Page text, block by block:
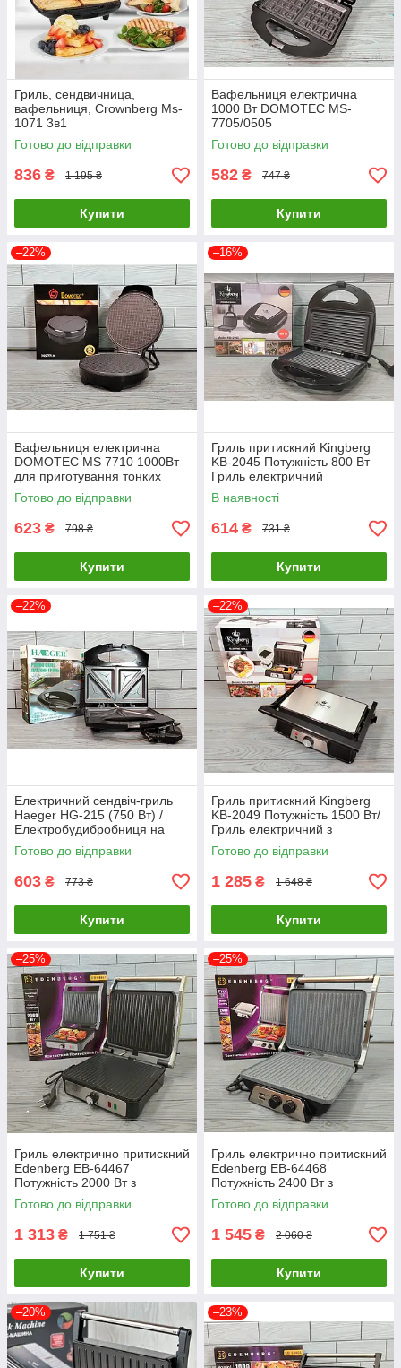
Гриль, сендвичница,
вафельниця, Crownberg Ms-
1071 3в1
Готово до відправки
836 ₴ 1 195 ₴
Купити
Вафельниця електрична
1000 Вт DOMOTEC MS-
7705/0505
Готово до відправки
582 ₴ 747 ₴
Купити
–22%
Вафельниця електрична
DOMOTEC MS 7710 1000Вт
для приготування тонких
вафель
Готово до відправки
623 ₴ 798 ₴
Купити
–16%
Гриль притискний Kingberg
KB-2045 Потужність 800 Вт
Гриль електричний
контактний притискний
В наявності
614 ₴ 731 ₴
Купити
–22%
Електричний сендвіч-гриль
Haeger HG-215 (750 Вт) /
Електробудибробниця на
кухню
Готово до відправки
603 ₴ 773 ₴
Купити
–22%
Гриль притискний Kingberg
KB-2049 Потужність 1500 Вт/
Гриль електричний з
регулюванням потужності
Готово до відправки
1 285 ₴ 1 648 ₴
Купити
–25%
Гриль електрично притискний
Edenberg EB-64467
Потужність 2000 Вт з
регулюванням температури
Готово до відправки
1 313 ₴ 1 751 ₴
Купити
–25%
Гриль електрично притискний
Edenberg EB-64468
Потужність 2400 Вт з
регулюванням температури
та таймером
Готово до відправки
1 545 ₴ 2 060 ₴
Купити
–20% –23%